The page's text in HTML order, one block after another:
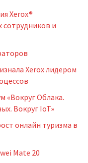
Xerox®
сотрудников и
Xerox лидером
«Вокруг Облака.
Вокруг IoT»
онлайн туризма в
Mate 20